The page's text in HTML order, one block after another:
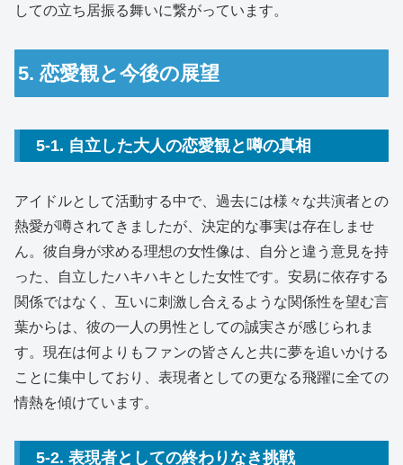
しての立ち居振る舞いに繋がっています。
5. 恋愛観と今後の展望
5-1. 自立した大人の恋愛観と噂の真相
アイドルとして活動する中で、過去には様々な共演者との
熱愛が噂されてきましたが、決定的な事実は存在しませ
ん。彼自身が求める理想の女性像は、自分と違う意見を持
った、自立したハキハキとした女性です。安易に依存する
関係ではなく、互いに刺激し合えるような関係性を望む言
葉からは、彼の一人の男性としての誠実さが感じられま
す。現在は何よりもファンの皆さんと共に夢を追いかける
ことに集中しており、表現者としての更なる飛躍に全ての
情熱を傾けています。
5-2. 表現者としての終わりなき挑戦